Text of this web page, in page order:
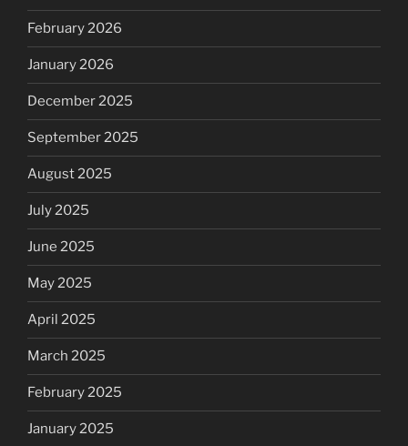
February 2026
January 2026
December 2025
September 2025
August 2025
July 2025
June 2025
May 2025
April 2025
March 2025
February 2025
January 2025